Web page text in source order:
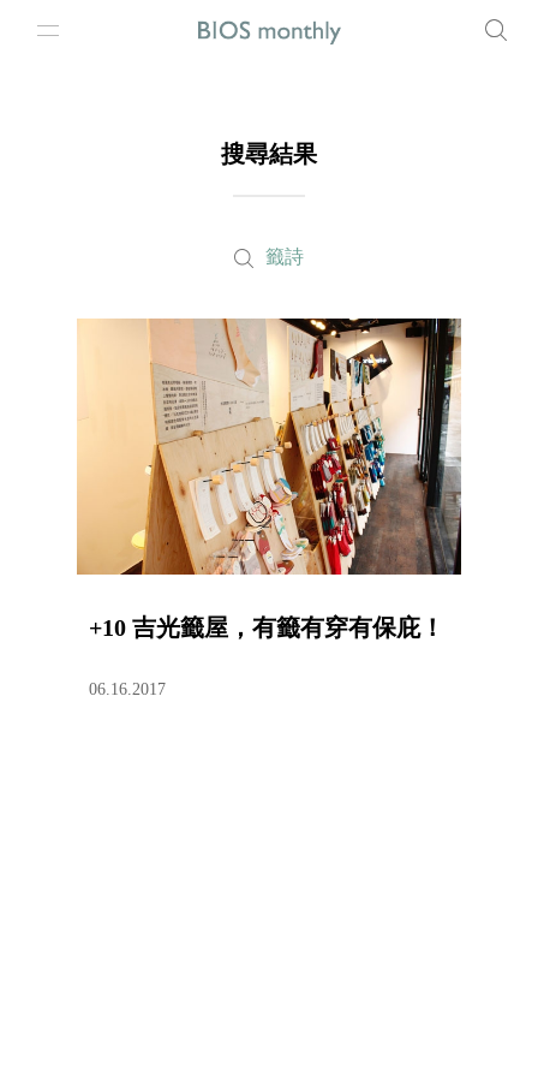
搜尋結果
籤詩
+10 吉光籤屋，有籤有穿有保庇！
06.16.2017